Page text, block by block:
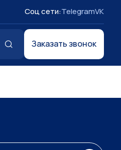
Соц сети:TelegramVK
Заказать звонок